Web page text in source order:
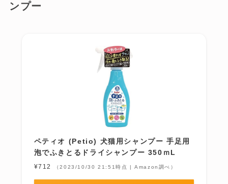
ンプー
ペティオ (Petio) 犬猫用シャンプー 手足用
泡でふきとるドライシャンプー 350ｍL
¥712 （2023/10/30 21:51時点 | Amazon調べ）